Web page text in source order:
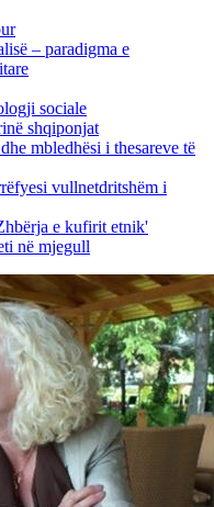
– paradigma e
sociale
shqiponjat
mbledhësi i thesareve të
vullnetdritshëm i
e kufirit etnik'
në mjegull